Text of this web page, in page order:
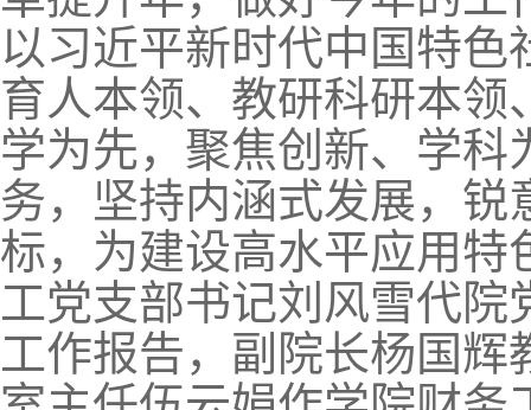
以习近平新时代中国特
育人本领、教研科研本
学为先，聚焦创新、学
务，坚持内涵式发展，
标，为建设高水平应用特
工党支部书记刘风雪代
工作报告，副院长杨国